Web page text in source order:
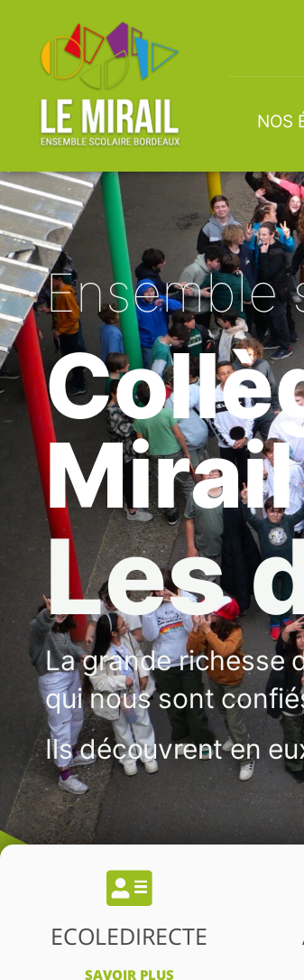
NOS
Ensemble
Mirail
Les
La grande richesse
qui nous sont
Ils découvrent en
ECOLEDIRECTE
SAVOIR PLUS